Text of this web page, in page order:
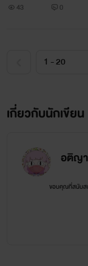
43 0
เกี่ยวกับนักเขียน
อติญา
ขอบคุณที่สนับส